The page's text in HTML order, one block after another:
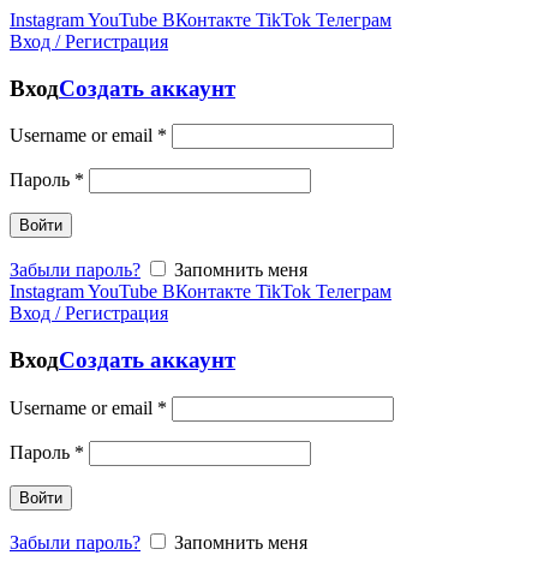
InstagramYouTube ВКонтакте TikTok Телеграм
Вход / Регистрация
ВходСоздать аккаунт
Username or email *
Пароль *
Войти
Забыли пароль?
Запомнить меня
InstagramYouTube ВКонтакте TikTok Телеграм
Вход / Регистрация
ВходСоздать аккаунт
Username or email *
Пароль *
Войти
Забыли пароль? Запомнить меня